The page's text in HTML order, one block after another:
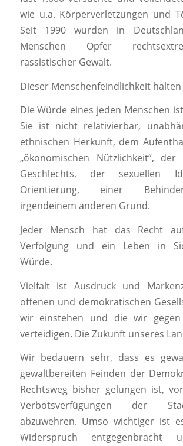
wie u.a. Körperverletzungen und
Seit 1990 wurden in
Menschen Opfer
rassistischer Gewalt.
Dieser Menschenfeindlichkeit
Die Würde eines jeden Menschen
Sie ist nicht relativierbar,
ethnischen Herkunft, dem
„ökonomischen Nützlichkeit“, der
Geschlechts, der sexuellen
Orientierung, einer
irgendeinem anderen Grund.
Jeder Mensch hat das Recht
Verfolgung und ein Leben in
Würde.
Vielfalt ist Ausdruck und
offenen und demokratischen
wir einstehen und die wir
verteidigen. Die Zukunft unseres
Wir bedauern sehr, dass es
gewaltbereiten Feinden der
Rechtsweg bisher gelungen ist,
Verbotsverfügungen der
abzuwehren. Umso wichtiger ist
Widerspruch entgegenbracht